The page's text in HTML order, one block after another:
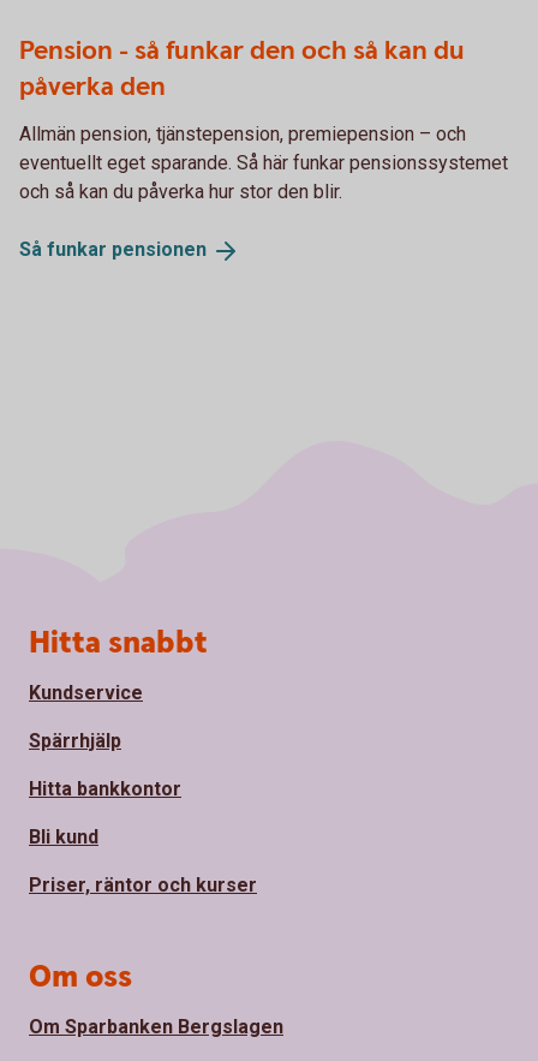
Pension - så funkar den och så kan du
påverka den
Allmän pension, tjänstepension, premiepension – och
eventuellt eget sparande. Så här funkar pensionssystemet
och så kan du påverka hur stor den blir.
Så funkar pensionen
Sidfot
Hitta snabbt
Kundservice
Spärrhjälp
Hitta bankkontor
Bli kund
Priser, räntor och kurser
Om oss
Om Sparbanken Bergslagen